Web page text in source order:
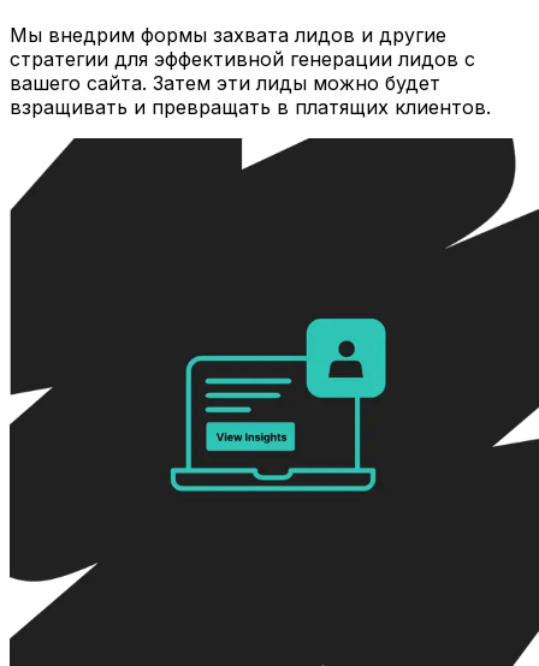
Мы внедрим формы захвата лидов и другие
стратегии для эффективной генерации лидов с
вашего сайта. Затем эти лиды можно будет
взращивать и превращать в платящих клиентов.